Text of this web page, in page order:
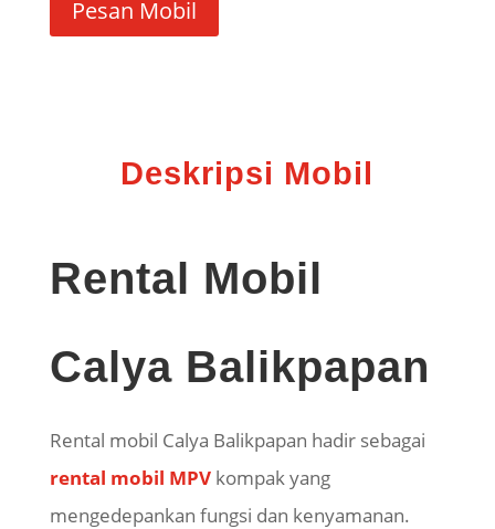
Pesan Mobil
Deskripsi Mobil
Rental Mobil
Calya Balikpapan
Rental mobil Calya Balikpapan hadir sebagai
rental mobil MPVkompak yang
mengedepankan fungsi dan kenyamanan.